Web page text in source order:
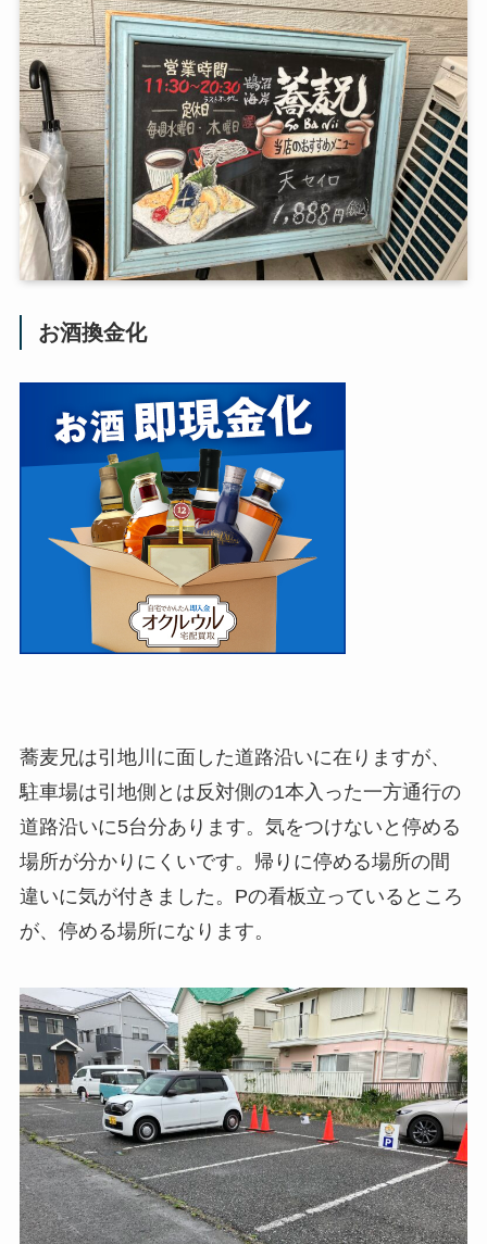
お酒換金化
蕎麦兄は引地川に面した道路沿いに在りますが、
駐車場は引地側とは反対側の1本入った一方通行の
道路沿いに5台分あります。気をつけないと停める
場所が分かりにくいです。帰りに停める場所の間
違いに気が付きました。Pの看板立っているところ
が、停める場所になります。